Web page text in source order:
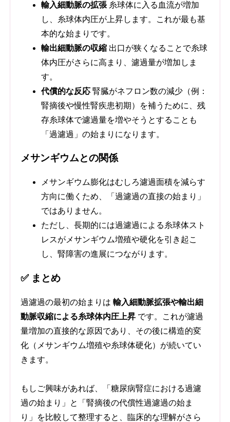
輸入細動脈の拡張 糸球体に入る血流が増加
し、糸球体内圧が上昇します。これが最も基
本的な始まりです。
輸出細動脈の収縮 出口が狭くなることで糸球
体内圧がさらに高まり、濾過量が増加しま
す。
代償的な反応 腎臓がネフロン数の減少（例：
腎摘後や慢性腎疾患初期）を補うために、残
存糸球体で濾過量を増やそうとすることも
「過濾過」の始まりになります。
メサンギウムとの関係
メサンギウム膨化はむしろ濾過面積を減らす
方向に働くため、「過濾過の直接の始まり」
ではありません。
ただし、長期的には過濾過による糸球体スト
レスがメサンギウム増殖や硬化を引き起こ
し、腎障害の進展につながります。
✅ まとめ
過濾過の最初の始まりは輸入細動脈拡張や輸出細
動脈収縮による糸球体内圧上昇 です。これが濾過
量増加の直接的な原因であり、その後に構造的変
化（メサンギウム増殖や糸球体硬化）が続いてい
きます。
もしご興味があれば、「糖尿病腎症における過濾
過の始まり」と「腎摘後の代償性過濾過の始ま
り」を比較して整理すると、臨床的な理解がさら